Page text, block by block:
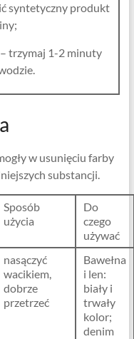
syntetyczny produkt
– trzymaj 1-2 minuty
w usunięciu farby
substancji.
Sposób
użycia
Do
czego
używać
nasączyć
wacikiem,
dobrze
przetrzeć
Bawełna
i len:
biały i
trwały
kolor;
denim